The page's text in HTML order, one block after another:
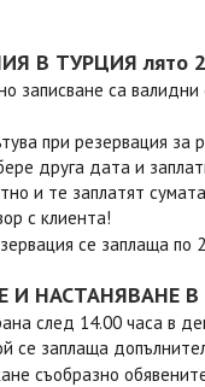
В ТУРЦИЯ лято
записване са
при резервация за
друга дата и
и те заплатят
с клиента!
се заплаща по
И НАСТАНЯВАНЕ
след 14.00 часа в
се заплаща
съобразно